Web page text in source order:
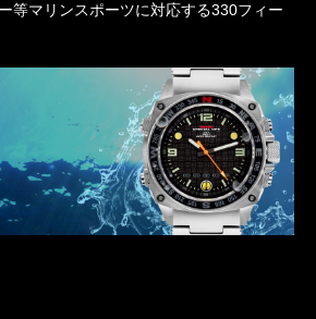
等マリンスポーツに対応する330フィー